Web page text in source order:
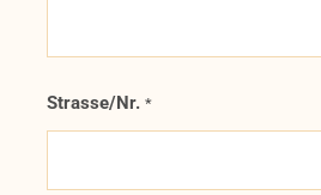
Strasse/Nr. *